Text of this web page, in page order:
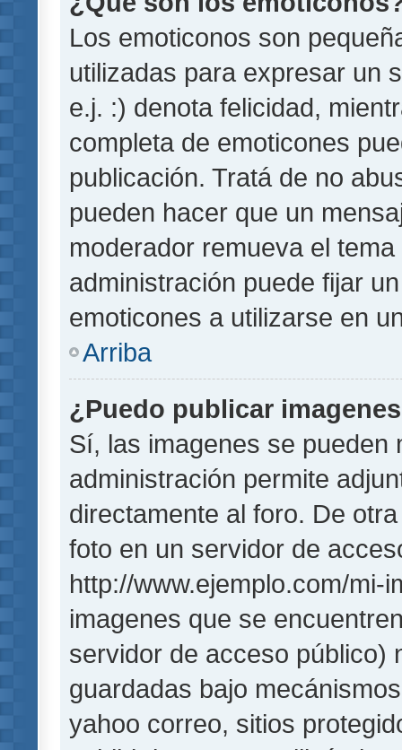
Los emoticonos son
utilizadas para expresar un
e.j. :) denota felicidad,
completa de emoticones
publicación. Tratá de no
pueden hacer que un
moderador remueva el
administración puede fijar
emoticones a utilizarse en
Arriba
¿Puedo publicar
Sí, las imagenes se pueden
administración permite
directamente al foro. De
foto en un servidor de
http://www.ejemplo.com/mi-
imagenes que se
servidor de acceso público)
guardadas bajo
yahoo correo, sitios